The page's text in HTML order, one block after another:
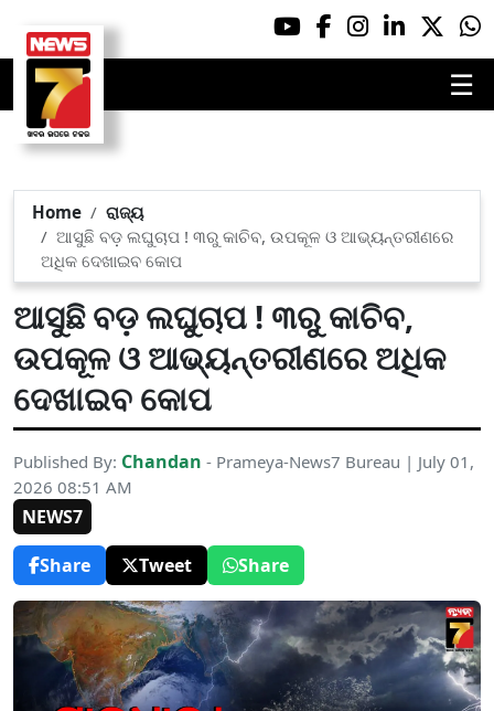
☰
Home
ରାଜ୍ୟ
ଆସୁଛି ବଡ଼ ଲଘୁଚାପ ! ୩ରୁ କାଚିବ, ଉପକୂଳ ଓ ଆଭ୍ୟନ୍ତରୀଣରେ
ଅଧିକ ଦେଖାଇବ କୋପ
ଆସୁଛି ବଡ଼ ଲଘୁଚାପ ! ୩ରୁ କାଚିବ,
ଉପକୂଳ ଓ ଆଭ୍ୟନ୍ତରୀଣରେ ଅଧିକ
ଦେଖାଇବ କୋପ
Published By: Chandan - Prameya-News7 Bureau | July 01,
2026 08:51 AM
NEWS7
Share
Tweet Share